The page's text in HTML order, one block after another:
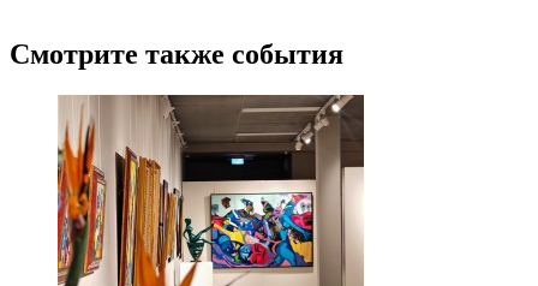
Смотрите также события